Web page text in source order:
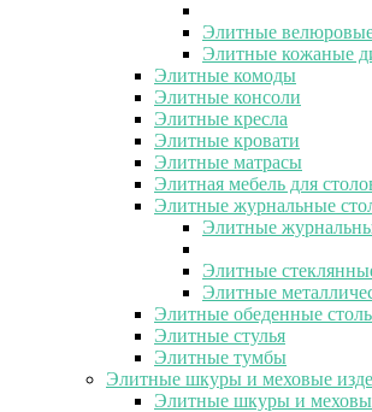
Элитные
Элитные кожаные
Элитные комоды
Элитные консоли
Элитные кресла
Элитные кровати
Элитные матрасы
Элитная мебель для
Элитные журнальные
Элитные
Элитные
Элитные
Элитные обеденные
Элитные стулья
Элитные тумбы
Элитные шкуры и меховые
Элитные шкуры и